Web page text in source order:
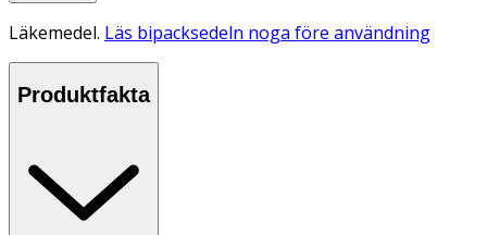
Läkemedel. Läs bipacksedeln noga före användning
Produktfakta